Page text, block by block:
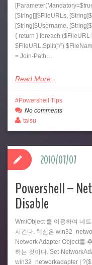
[String[]]$FileURLs,
[String]$Username,
{ return } foreach
$FileURL.Split(“/”)
= Join-Path…
Read More
Powershell Tips
No comments
talsu
Powershell –
Disable
WmiObject 를 이용하여 네
시킨다. 핵심은
Network Adapter Object를
하는 것이다. Set-
win32_networkadapter |
2010/07/07